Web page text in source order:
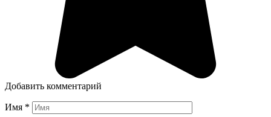
Добавить комментарий
Имя *